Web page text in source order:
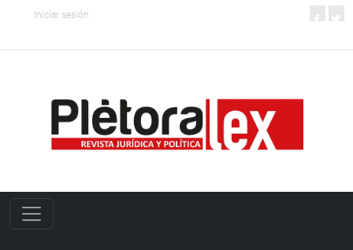
Iniciar sesión